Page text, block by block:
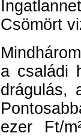
Csömört
a családi
drágulás,
ezer Ft/